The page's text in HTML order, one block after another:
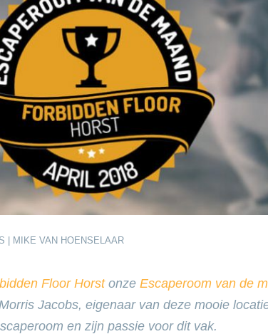
| MIKE VAN HOENSELAAR
Floor Horstonze Escaperoom van de
Jacobs, eigenaar van deze mooie
en zijn passie voor dit vak.